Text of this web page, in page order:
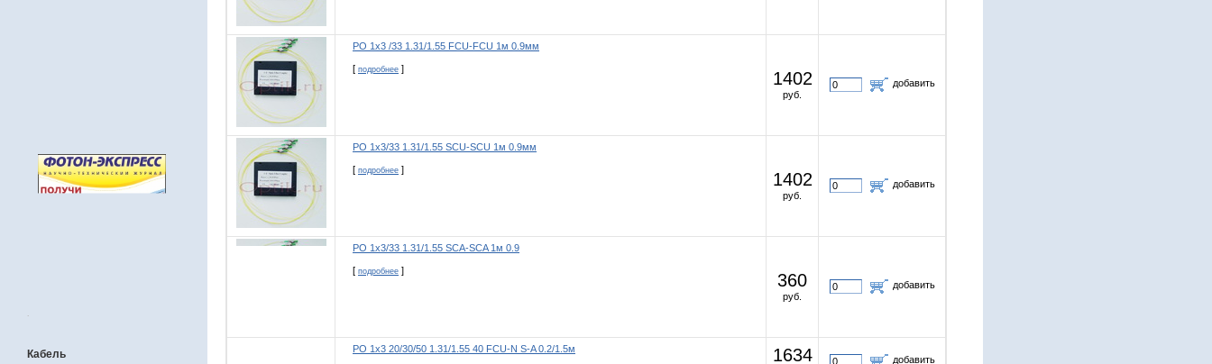
.
Кабель
РО 1х3 /33 1.31/1.55 FCU-FCU 1м 0.9мм
[ подробнее ] 1402
руб.
добавить
РО 1х3/33 1.31/1.55 SCU-SCU 1м 0.9мм
[ подробнее ] 1402
руб.
добавить
РО 1х3/33 1.31/1.55 SCA-SCA 1м 0.9
[ подробнее ] 360
руб.
добавить
РО 1х3 20/30/50 1.31/1.55 40 FCU-N S-A 0.2/1.5м 1634 добавить